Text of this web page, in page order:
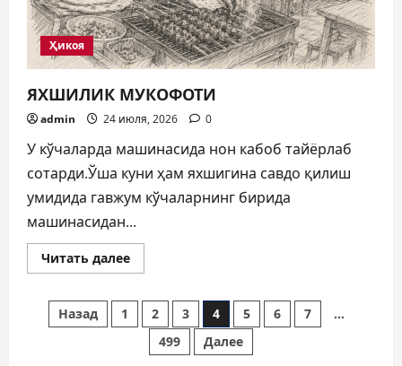
Ҳикоя
ЯХШИЛИК МУКОФОТИ
admin 24 июля, 2026 0
У кўчаларда машинасида нон кабоб тайёрлаб
сотарди.Ўша куни ҳам яхшигина савдо қилиш
умидида гавжум кўчаларнинг бирида
машинасидан...
Читать далееПрочитать
больше
МУКОФОТИ
Пагинация
Назад 1 2 3 4 5 6 7
…
499
Далее